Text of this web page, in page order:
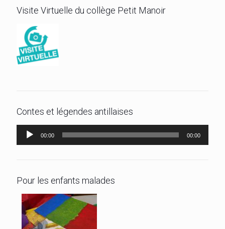
Visite Virtuelle du collège Petit Manoir
Contes et légendes antillaises
Lecteur
audio
00:00 00:00
Pour les enfants malades